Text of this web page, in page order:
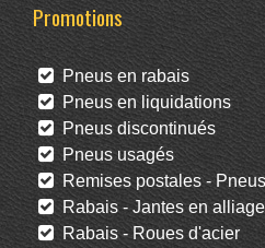
Promotions
Pneus en rabais
Pneus en liquidations
Pneus discontinués
Pneus usagés
Remises postales - Pneus
Rabais - Jantes en alliage
Rabais - Roues d'acier